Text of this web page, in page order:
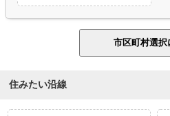
住みたい沿線